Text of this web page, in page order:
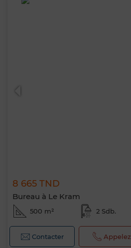
8 665 TND
Bureau à Le Kram
500 m² 2 Sdb.
Contacter Appelez